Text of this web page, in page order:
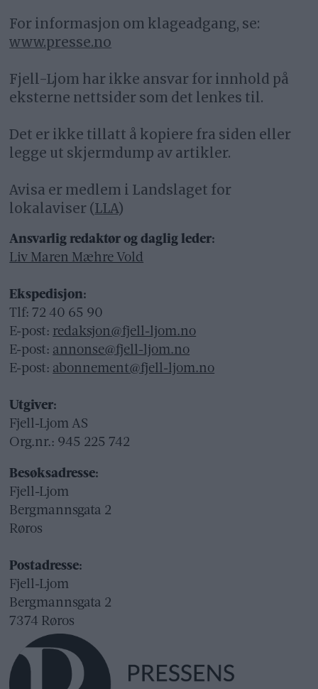
For informasjon om klageadgang, se:
www.presse.no
Fjell-Ljom har ikke ansvar for innhold på
eksterne nettsider som det lenkes til.
Det er ikke tillatt å kopiere fra siden eller
legge ut skjermdump av artikler.
Avisa er medlem i Landslaget for
lokalaviser (LLA)
Ansvarlig redaktør og daglig leder:
Liv Maren Mæhre Vold
Ekspedisjon:
Tlf: 72 40 65 90
E-post: redaksjon@fjell-ljom.no
E-post: annonse@fjell-ljom.no
E-post: abonnement@fjell-ljom.no
Utgiver:
Fjell-Ljom AS
Org.nr.: 945 225 742
Besøksadresse:
Fjell-Ljom
Bergmannsgata 2
Røros
Postadresse:
Fjell-Ljom
Bergmannsgata 2
7374 Røros